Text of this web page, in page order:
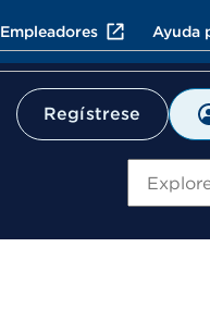
Empleadores Ayuda
Regístrese